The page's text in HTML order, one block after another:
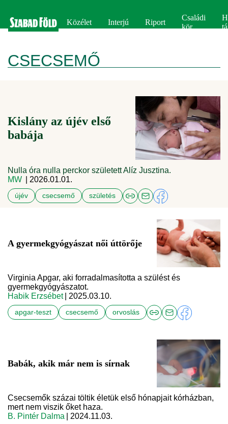
Közélet Interjú Riport
Családi
kör
CSECSEMŐ
Kislány az újév első
babája
Nulla óra nulla perckor született Alíz Jusztina.
MW
| 2026.01.01.
újév csecsemő születés
A gyermekgyógyászat női úttörője
Virginia Apgar, aki forradalmasította a szülést és
gyermekgyógyászatot.
Habik Erzsébet
| 2025.03.10.
apgar-teszt csecsemő orvoslás
Babák, akik már nem is sírnak
Csecsemők százai töltik életük első hónapjait kórházban,
mert nem viszik őket haza.
B. Pintér Dalma
| 2024.11.03.